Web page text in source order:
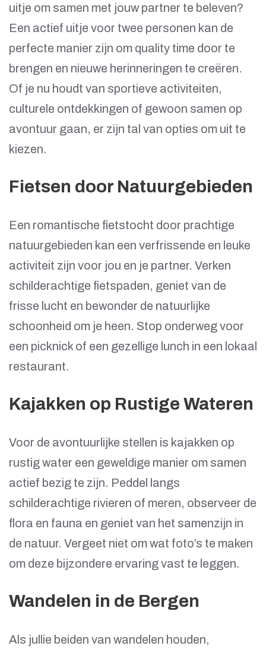
uitje om samen met jouw partner te beleven?
Een actief uitje voor twee personen kan de
perfecte manier zijn om quality time door te
brengen en nieuwe herinneringen te creëren.
Of je nu houdt van sportieve activiteiten,
culturele ontdekkingen of gewoon samen op
avontuur gaan, er zijn tal van opties om uit te
kiezen.
Fietsen door Natuurgebieden
Een romantische fietstocht door prachtige
natuurgebieden kan een verfrissende en leuke
activiteit zijn voor jou en je partner. Verken
schilderachtige fietspaden, geniet van de
frisse lucht en bewonder de natuurlijke
schoonheid om je heen. Stop onderweg voor
een picknick of een gezellige lunch in een lokaal
restaurant.
Kajakken op Rustige Wateren
Voor de avontuurlijke stellen is kajakken op
rustig water een geweldige manier om samen
actief bezig te zijn. Peddel langs
schilderachtige rivieren of meren, observeer de
flora en fauna en geniet van het samenzijn in
de natuur. Vergeet niet om wat foto’s te maken
om deze bijzondere ervaring vast te leggen.
Wandelen in de Bergen
Als jullie beiden van wandelen houden,